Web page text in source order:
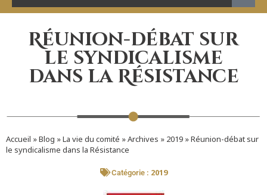
Réunion-débat sur
le syndicalisme
dans la Résistance
Accueil »Blog »La vie du comité »Archives » 2019 »Réunion-débat sur
le syndicalisme dans la Résistance
Catégorie : 2019